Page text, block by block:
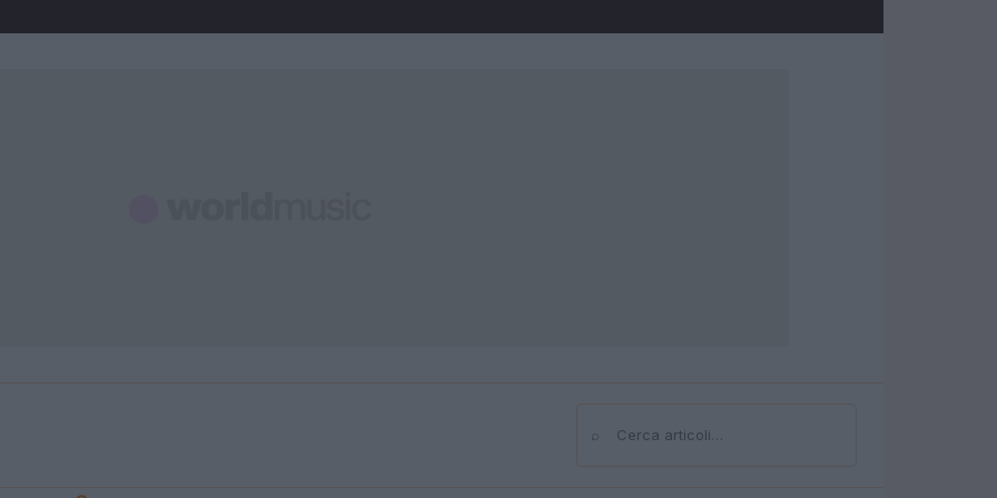
⌕Cerca